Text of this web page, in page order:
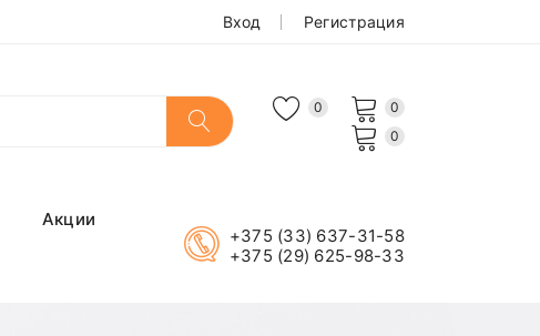
Вход Регистрация
0
0
0
Акции
+375 (33) 637-31-58
+375 (29) 625-98-33